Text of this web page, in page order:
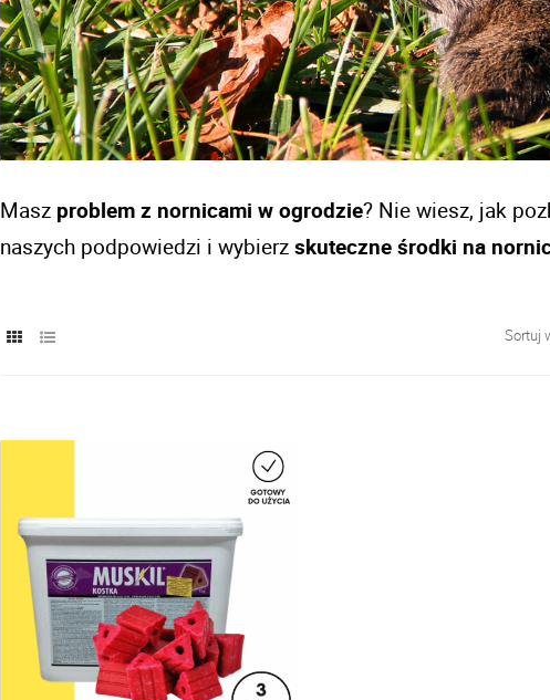
Masz problem z nornicami w ogrodzie? Nie wiesz, jak
naszych podpowiedzi i wybierz skuteczne środki na
Sortuj